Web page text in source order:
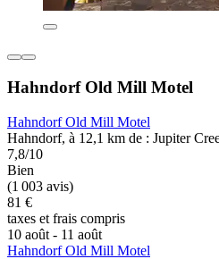
Hahndorf Old Mill Motel
Hahndorf Old Mill Motel
Hahndorf, à 12,1 km de : Jupiter
7,8/10
Bien
(1 003 avis)
81 €
taxes et frais compris
10 août - 11 août
Hahndorf Old Mill Motel